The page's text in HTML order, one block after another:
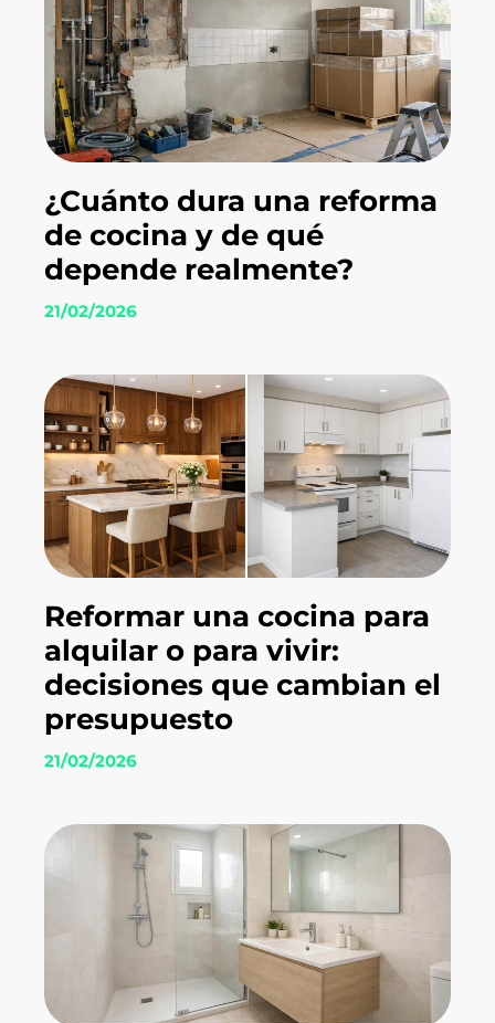
¿Cuánto dura una reforma
de cocina y de qué
depende realmente?
21/02/2026
Reformar una cocina para
alquilar o para vivir:
decisiones que cambian el
presupuesto
21/02/2026